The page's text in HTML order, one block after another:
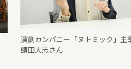
演劇カンパニー「ヌトミック」主
額田大志さん